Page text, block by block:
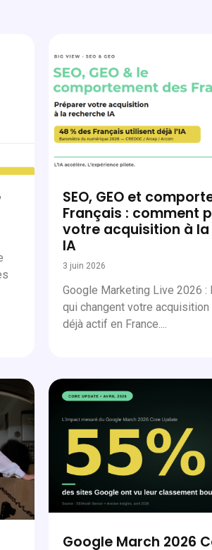
SEO, GEO et
Français : comment
votre acquisition à
IA
3 juin 2026
Google Marketing Live 2026 :
qui changent votre
déjà actif en France....
Google March 2026